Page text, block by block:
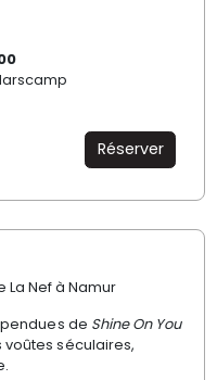
Réserver
La Nef à Namur
de Shine On You
séculaires,